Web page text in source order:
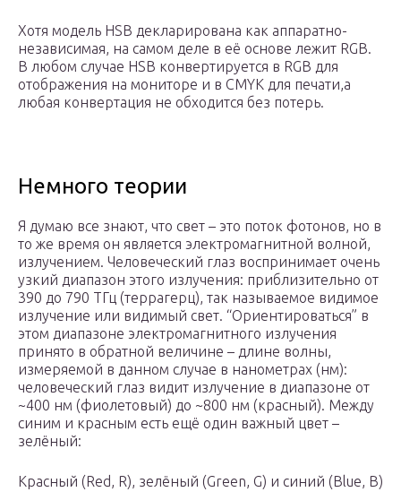
Хотя модель HSB декларирована как аппаратно-
независимая, на самом деле в её основе лежит RGB.
В любом случае HSB конвертируется в RGB для
отображения на мониторе и в CMYK для печати,а
любая конвертация не обходится без потерь.
Немного теории
Я думаю все знают, что свет – это поток фотонов, но в
то же время он является электромагнитной волной,
излучением. Человеческий глаз воспринимает очень
узкий диапазон этого излучения: приблизительно от
390 до 790 ТГц (террагерц), так называемое видимое
излучение или видимый свет. “Ориентироваться” в
этом диапазоне электромагнитного излучения
принято в обратной величине – длине волны,
измеряемой в данном случае в нанометрах (нм):
человеческий глаз видит излучение в диапазоне от
~400 нм (фиолетовый) до ~800 нм (красный). Между
синим и красным есть ещё один важный цвет –
зелёный:
Красный (Red, R), зелёный (Green, G) и синий (Blue, B)